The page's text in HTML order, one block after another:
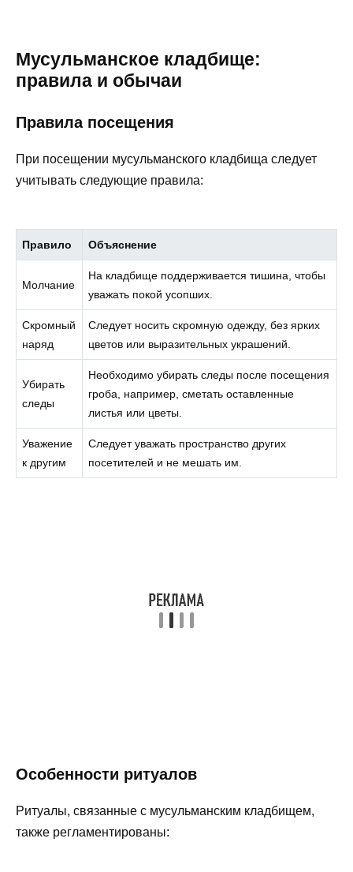
Мусульманское кладбище:
правила и обычаи
Правила посещения
При посещении мусульманского кладбища следует
учитывать следующие правила:
Правило Объяснение
Молчание
На кладбище поддерживается тишина, чтобы
уважать покой усопших.
Скромный
наряд
Следует носить скромную одежду, без ярких
цветов или выразительных украшений.
Убирать
следы
Необходимо убирать следы после посещения
гроба, например, сметать оставленные
листья или цветы.
Уважение
к другим
Следует уважать пространство других
посетителей и не мешать им.
Особенности ритуалов
Ритуалы, связанные с мусульманским кладбищем,
также регламентированы: